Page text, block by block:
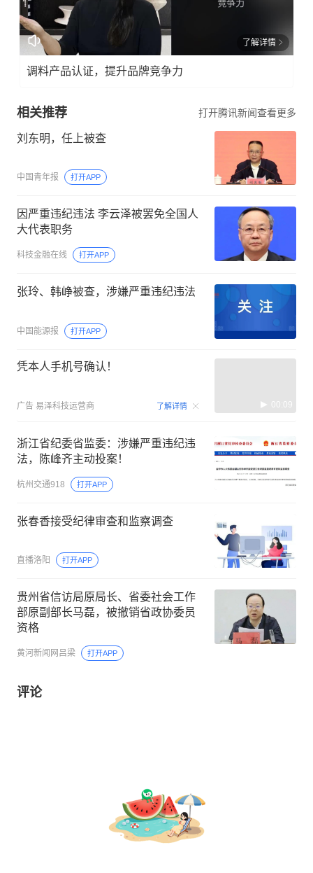
了解详情
调料产品认证，提升品牌竞争力
相关推荐 打开腾讯新闻查看更多
刘东明，任上被查
中国青年报 打开APP
因严重违纪违法 李云泽被罢免全国人
大代表职务
科技金融在线 打开APP
张玲、韩峥被查，涉嫌严重违纪违法
中国能源报 打开APP
凭本人手机号确认！
广告 易泽科技运营商 了解详情 00:09
浙江省纪委省监委：涉嫌严重违纪违
法，陈峰齐主动投案！
杭州交通918 打开APP
张春香接受纪律审查和监察调查
直播洛阳 打开APP
贵州省信访局原局长、省委社会工作
部原副部长马磊，被撤销省政协委员
资格
黄河新闻网吕梁 打开APP
评论